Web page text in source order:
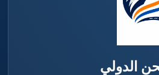
الدولي